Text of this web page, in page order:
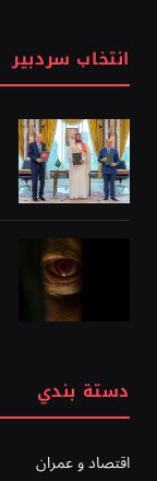
انتخاب سردبیر
دستة بندي
اقتصاد و عمران